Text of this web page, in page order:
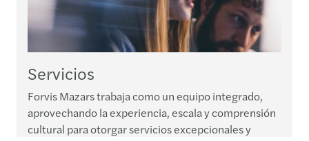
Servicios
Forvis Mazars trabaja como un equipo integrado,
aprovechando la experiencia, escala y comprensión
cultural para otorgar servicios excepcionales y